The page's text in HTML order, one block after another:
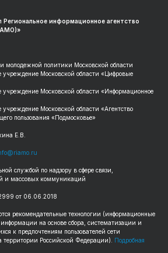
Региональное информационное агентство
молодежной политики Московской области
учреждение Московской области «Цифровые
учреждение Московской области «Информационное
учреждение Московской области «Агентство
пользования «Подмосковье»
Е.В.
службой по надзору в сфере связи,
и массовых коммуникаций
от 06.06.2018
рекомендательные технологии (информационные
на основе сбора, систематизации и
к предпочтениям пользователей сети
территории Российской Федерации). Подробная